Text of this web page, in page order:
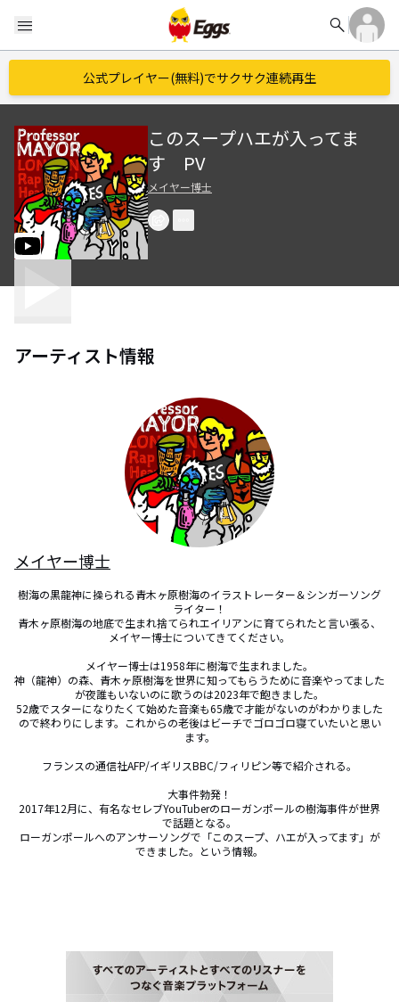
menu search
公式プレイヤー(無料)でサクサク連続再生
このスープハエが入ってま
す PV
メイヤー博士
アーティスト情報
メイヤー博士
樹海の黒龍神に操られる青木ヶ原樹海のイラストレーター＆シンガーソング
ライター！
青木ヶ原樹海の地底で生まれ捨てられエイリアンに育てられたと言い張る、
メイヤー博士についてきてください。
メイヤー博士は1958年に樹海で生まれました。
神（龍神）の森、青木ヶ原樹海を世界に知ってもらうために音楽やってました
が夜誰もいないのに歌うのは2023年で飽きました。
52歳でスターになりたくて始めた音楽も65歳で才能がないのがわかりました
ので終わりにします。これからの老後はビーチでゴロゴロ寝ていたいと思い
ます。
フランスの通信社AFP/イギリスBBC/フィリピン等で紹介される。
大事件勃発！
2017年12月に、有名なセレブYouTuberのローガンポールの樹海事件が世界
で話題となる。
ローガンポールへのアンサーソングで「このスープ、ハエが入ってます」が
できました。という情報。